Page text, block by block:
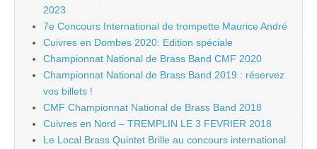
2023
7e Concours International de trompette Maurice André
Cuivres en Dombes 2020: Edition spéciale
Championnat National de Brass Band CMF 2020
Championnat National de Brass Band 2019 : réservez
vos billets !
CMF Championnat National de Brass Band 2018
Cuivres en Nord – TREMPLIN LE 3 FEVRIER 2018
Le Local Brass Quintet Brille au concours international